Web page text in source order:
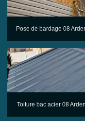
Pose de bardage 08
Toiture bac acier 08